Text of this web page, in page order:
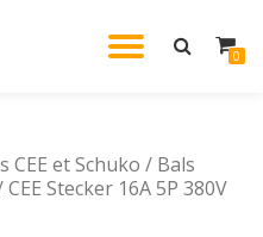
0
CEE et Schuko / Bals
Stecker 16A 5P 380V